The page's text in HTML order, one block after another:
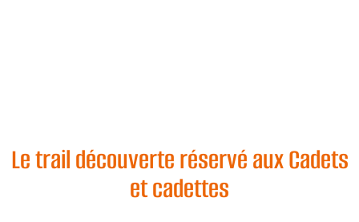
Le trail découverte réservé aux Cadets
et cadettes